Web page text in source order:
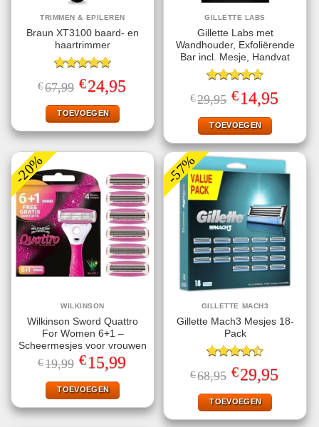
TRIMMEN & EPILEREN
Braun XT3100 baard- en
haartrimmer
Gewaardeerd
5.00uit 5
€67,99 Oorspronkelijke
prijs
was:
€67,99.
€24,95prijs
TOEVOEGEN
GILLETTE LABS
Gillette Labs met
Wandhouder, Exfoliërende
Bar incl. Mesje, Handvat
Gewaardeerd
4.57uit 5
€29,95 Oorspronkelijke
prijs
was:
€29,95.
€14,95prijs
TOEVOEGEN
-20%
WILKINSON
Wilkinson Sword Quattro
For Women 6+1 –
Scheermesjes voor vrouwen
€19,99 Oorspronkelijke
prijs
was:
€19,99.
€15,99Huidige
prijs
TOEVOEGEN
-57%
GILLETTE MACH3
Gillette Mach3 Mesjes 18-
Pack
Gewaardeerd
4.50uit 5
€68,95 Oorspronkelijke
prijs
was:
€68,95.
€29,95prijs
TOEVOEGEN